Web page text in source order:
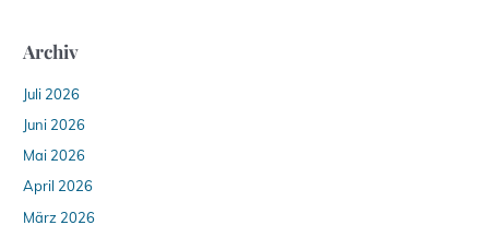
Archiv
Juli 2026
Juni 2026
Mai 2026
April 2026
März 2026